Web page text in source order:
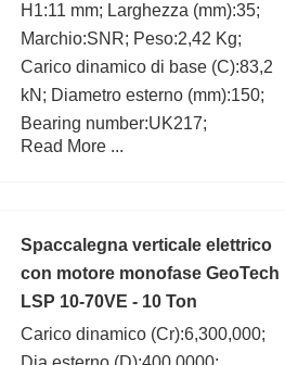
H1:11 mm; Larghezza (mm):35;
Marchio:SNR; Peso:2,42 Kg;
Carico dinamico di base (C):83,2
kN; Diametro esterno (mm):150;
Bearing number:UK217;
Read More ...
Spaccalegna verticale elettrico
con motore monofase GeoTech
LSP 10-70VE - 10 Ton
Carico dinamico (Cr):6,300,000;